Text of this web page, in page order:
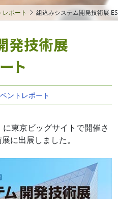
レポート 組込みシステム開発技術展
発技術展
ト
ントレポート
東京ビッグサイトで開催さ
に出展しました。